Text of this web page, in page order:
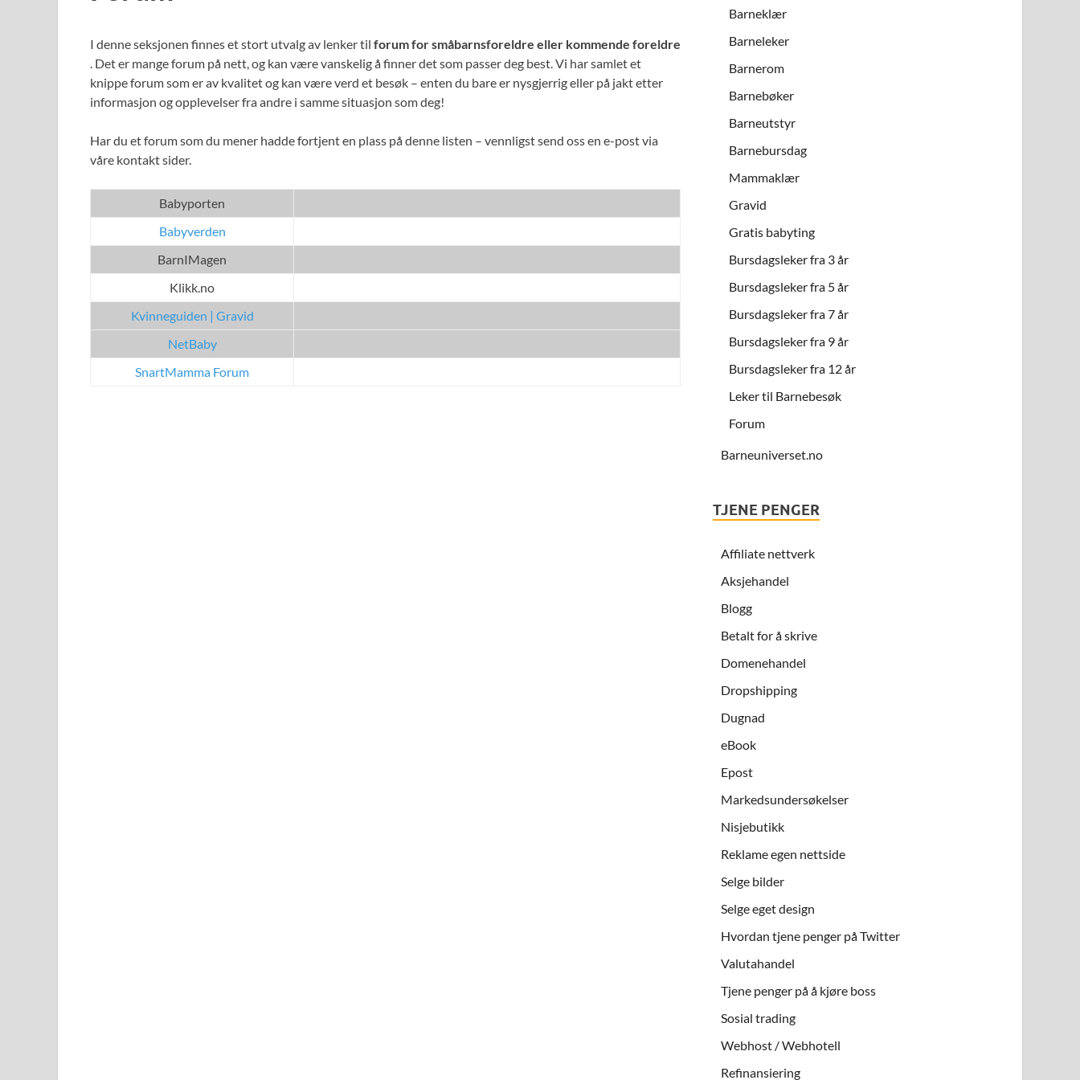
I denne seksjonen finnes et stort utvalg av lenker til forum for småbarnsforeldre eller kommende foreldre
. Det er mange forum på nett, og kan være vanskelig å finner det som passer deg best. Vi har samlet et
knippe forum som er av kvalitet og kan være verd et besøk – enten du bare er nysgjerrig eller på jakt etter
informasjon og opplevelser fra andre i samme situasjon som deg!
Har du et forum som du mener hadde fortjent en plass på denne listen – vennligst send oss en e-post via
våre kontakt sider.
Babyporten
Babyverden
BarnIMagen
Klikk.no
Kvinneguiden | Gravid
NetBaby
SnartMamma Forum
Barneklær
Barneleker
Barnerom
Barnebøker
Barneutstyr
Barnebursdag
Mammaklær
Gravid
Gratis babyting
Bursdagsleker fra 3 år
Bursdagsleker fra 5 år
Bursdagsleker fra 7 år
Bursdagsleker fra 9 år
Bursdagsleker fra 12 år
Leker til Barnebesøk
Forum
Barneuniverset.no
TJENE PENGER
Affiliate nettverk
Aksjehandel
Blogg
Betalt for å skrive
Domenehandel
Dropshipping
Dugnad
eBook
Epost
Markedsundersøkelser
Nisjebutikk
Reklame egen nettside
Selge bilder
Selge eget design
Hvordan tjene penger på Twitter
Valutahandel
Tjene penger på å kjøre boss
Sosial trading
Webhost / Webhotell
Refinansiering